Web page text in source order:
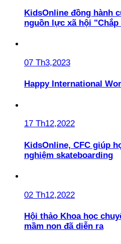
KidsOnline đồng hành
nguồn lực xã hội
07 Th3,2023
Happy International
17 Th12,2022
KidsOnline, CFC giúp
nghiệm skateboarding
02 Th12,2022
Hội thảo Khoa học
mầm non đã diễn ra